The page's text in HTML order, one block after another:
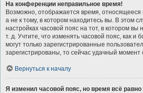
На конференции неправильное время!
Возможно, отображается время, относящееся
а не к тому, в котором находитесь вы. В этом
настройках часовой пояс на тот, в котором вы
т. д. Учтите, что изменять часовой пояс, как и
могут только зарегистрированные
зарегистрированы, то сейчас удачный момент
Вернуться к началу
Я изменил часовой пояс, но время всё